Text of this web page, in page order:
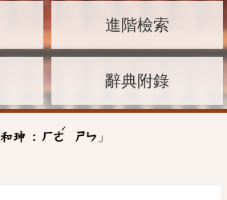
進階檢索
辭典附錄
和珅 : ㄏㄜ
ˊ
ㄕㄣ 」